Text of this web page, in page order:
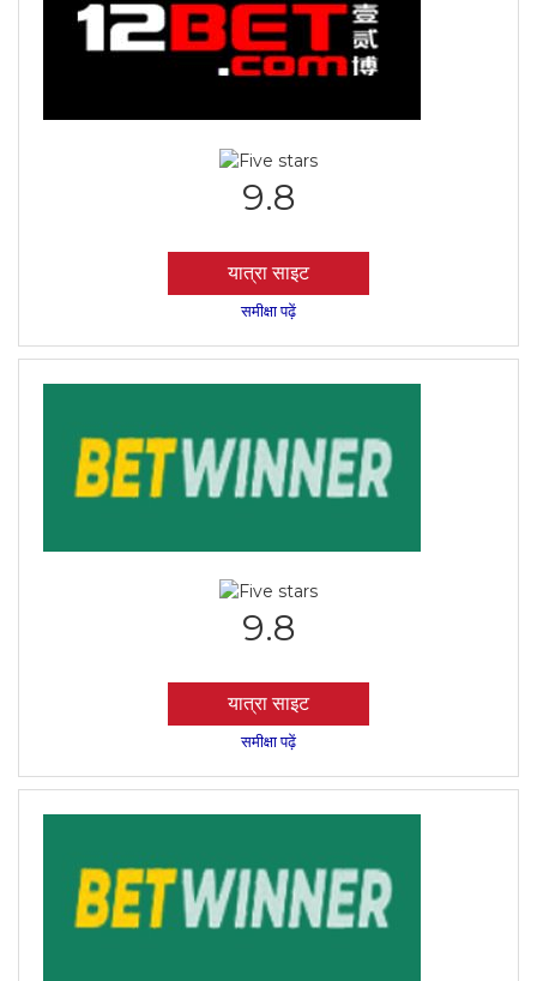
9.8
यात्रा साइट
समीक्षा पढ़ें
9.8
यात्रा साइट
समीक्षा पढ़ें